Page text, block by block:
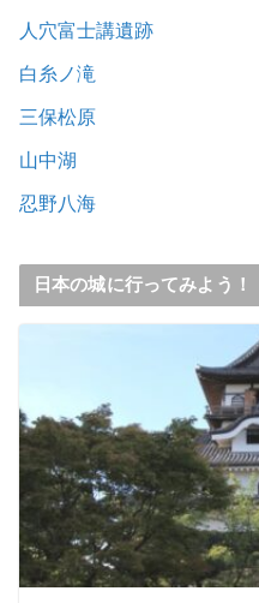
人穴富士講遺跡
白糸ノ滝
三保松原
山中湖
忍野八海
日本の城に行ってみよう！